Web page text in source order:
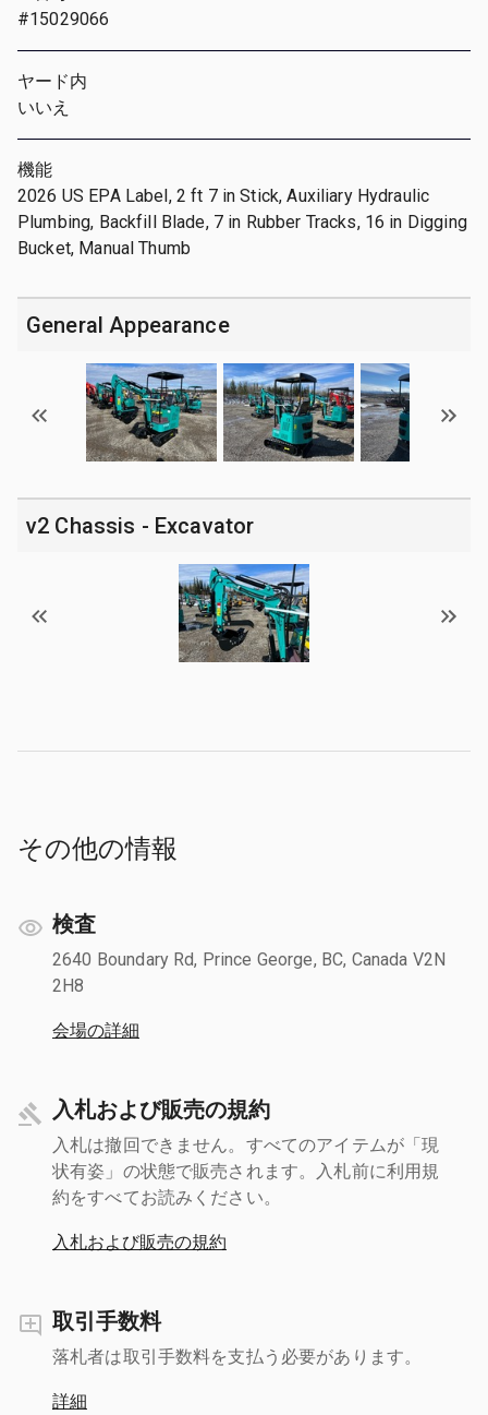
#15029066
ヤード内
いいえ
機能
2026 US EPA Label, 2 ft 7 in Stick, Auxiliary Hydraulic
Plumbing, Backfill Blade, 7 in Rubber Tracks, 16 in Digging
Bucket, Manual Thumb
General Appearance
v2 Chassis - Excavator
その他の情報
検査
2640 Boundary Rd, Prince George, BC, Canada V2N
2H8
会場の詳細
入札および販売の規約
入札は撤回できません。すべてのアイテムが「現
状有姿」の状態で販売されます。入札前に利用規
約をすべてお読みください。
入札および販売の規約
取引手数料
落札者は取引手数料を支払う必要があります。
詳細